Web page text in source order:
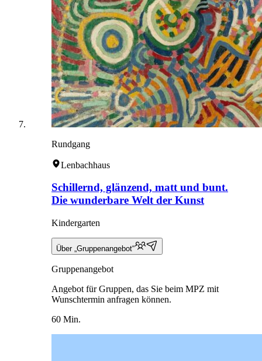
Rundgang
Lenbachhaus
Schillernd, glänzend, matt und bunt.
Die wunderbare Welt der Kunst
Kindergarten
Über „Gruppenangebot“
Gruppenangebot
Angebot für Gruppen, das Sie beim MPZ mit
Wunschtermin anfragen können.
60 Min.